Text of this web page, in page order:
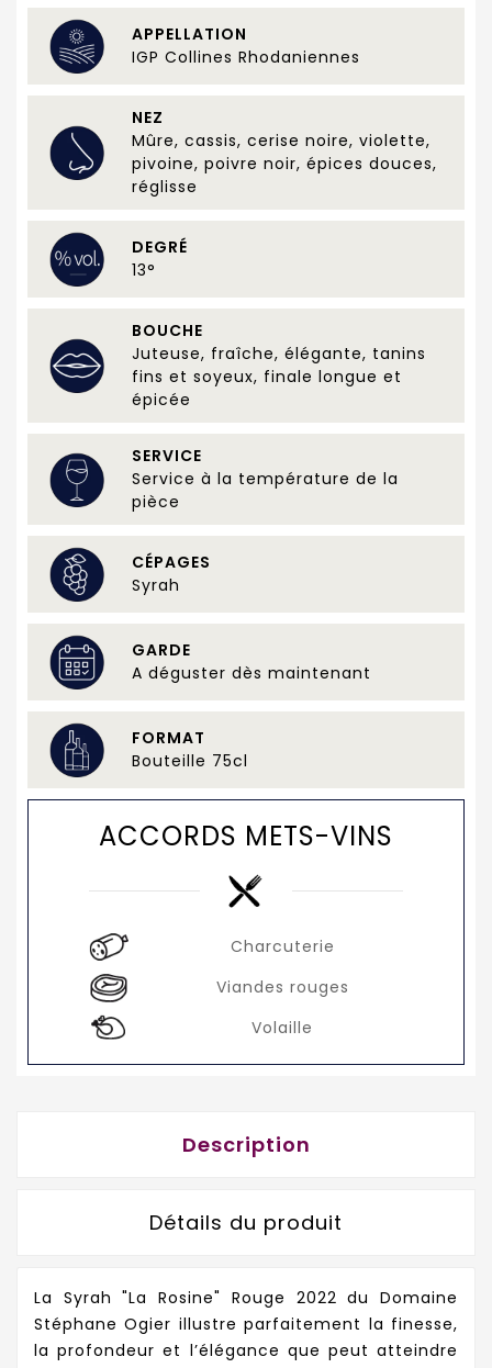
APPELLATION
IGP Collines Rhodaniennes
NEZ
Mûre, cassis, cerise noire, violette,
pivoine, poivre noir, épices douces,
réglisse
DEGRÉ
13°
BOUCHE
Juteuse, fraîche, élégante, tanins
fins et soyeux, finale longue et
épicée
SERVICE
Service à la température de la
pièce
CÉPAGES
Syrah
GARDE
A déguster dès maintenant
FORMAT
Bouteille 75cl
ACCORDS METS-VINS
Charcuterie
Viandes rouges
Volaille
Description
Détails du produit
La Syrah "La Rosine" Rouge 2022 du Domaine
Stéphane Ogier illustre parfaitement la finesse,
la profondeur et l’élégance que peut atteindre